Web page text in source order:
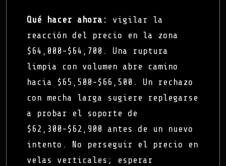
Qué hacer ahora:
vigilar la
reacción del precio en la zona
$64,000-$64,700. Una ruptura
limpia con volumen abre camino
hacia $65,500-$66,500. Un rechazo
con mecha larga sugiere replegarse
a probar el soporte de
$62,300-$62,900 antes de un nuevo
intento. No perseguir el precio en
velas verticales; esperar